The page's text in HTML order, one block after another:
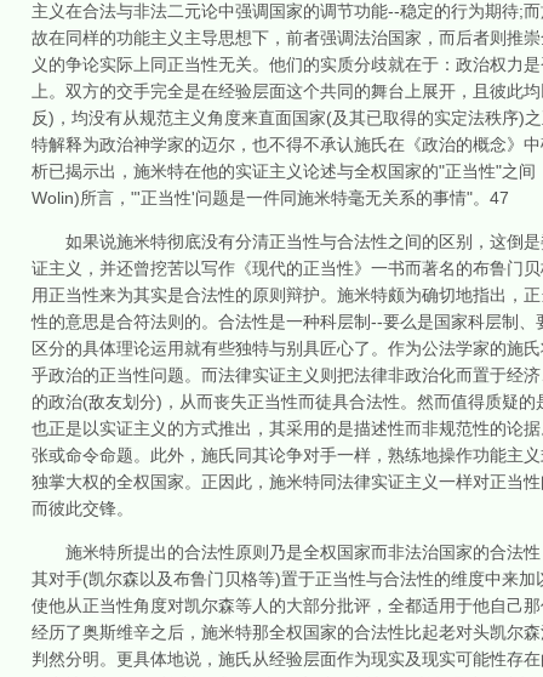
主义在合法与非法二元论中强调国家的调节功能--稳定的行为期待;
故在同样的功能主义主导思想下，前者强调法治国家，而后者则推
义的争论实际上同正当性无关。他们的实质分歧就在于：政治权力
上。双方的交手完全是在经验层面这个共同的舞台上展开，且彼此
反)，均没有从规范主义角度来直面国家(及其已取得的实定法秩序)
特解释为政治神学家的迈尔，也不得不承认施氏在《政治的概念》
析已揭示出，施米特在他的实证主义论述与全权国家的"正当性"之
Wolin)所言，"'正当性'问题是一件同施米特毫无关系的事情"。47
如果说施米特彻底没有分清正当性与合法性之间的区别，这倒是
证主义，并还曾挖苦以写作《现代的正当性》一书而著名的布鲁门
用正当性来为其实是合法性的原则辩护。施米特颇为确切地指出，
性的意思是合符法则的。合法性是一种科层制--要么是国家科层制
区分的具体理论运用就有些独特与别具匠心了。作为公法学家的施
乎政治的正当性问题。而法律实证主义则把法律非政治化而置于经
的政治(敌友划分)，从而丧失正当性而徒具合法性。然而值得质疑
也正是以实证主义的方式推出，其采用的是描述性而非规范性的论
张或命令命题。此外，施氏同其论争对手一样，熟练地操作功能主
独掌大权的全权国家。正因此，施米特同法律实证主义一样对正当
而彼此交锋。
施米特所提出的合法性原则乃是全权国家而非法治国家的合法性
其对手(凯尔森以及布鲁门贝格等)置于正当性与合法性的维度中来
使他从正当性角度对凯尔森等人的大部分批评，全都适用于他自己
经历了奥斯维辛之后，施米特那全权国家的合法性比起老对头凯尔
判然分明。更具体地说，施氏从经验层面作为现实及现实可能性存